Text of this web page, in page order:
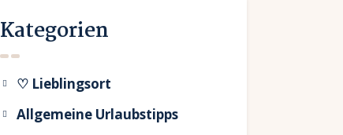
Kategorien
♡ Lieblingsort
Allgemeine Urlaubstipps